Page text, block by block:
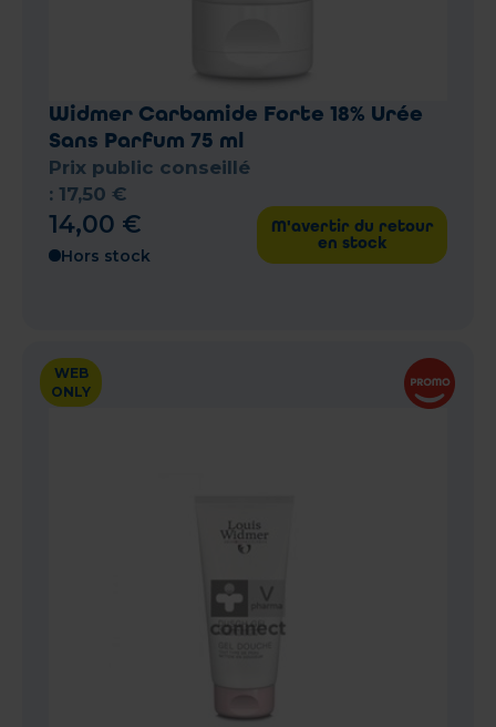
Widmer Carbamide Forte 18% Urée
Sans Parfum 75 ml
Prix public conseillé
: 17,50 €
14,00 €
Hors stock
M'avertir du retour
en stock
WEB
ONLY